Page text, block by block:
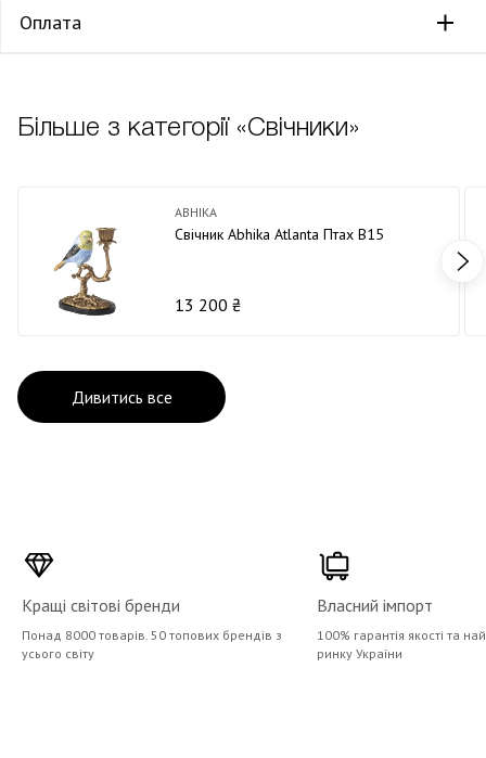
Оплата
Більше з категорії «Свічники»
ABHIKA
Свічник Abhika Atlantа Птах В15
13 200 ₴
Дивитись все
Кращі світові бренди
Понад 8000 товарів. 50 топових брендів з
усього світу
Власний імпорт
100% гарантія якості та
ринку України